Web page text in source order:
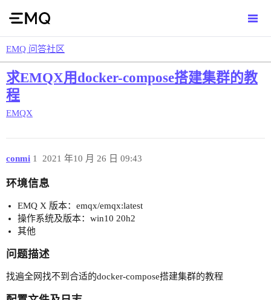
EMQ 问答社区
求EMQX用docker-compose搭建集群的教
程
EMQX
conmi 2021 年10 月 26 日 09:43
1
环境信息
EMQ X 版本：emqx/emqx:latest
操作系统及版本：win10 20h2
其他
问题描述
找遍全网找不到合适的docker-compose搭建集群的教程